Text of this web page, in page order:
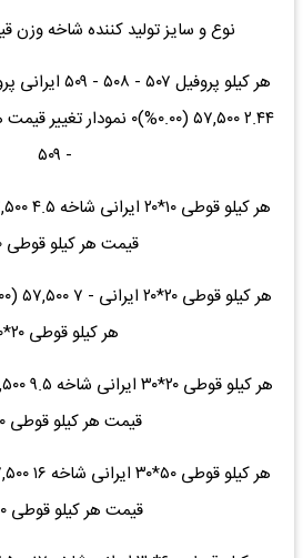
نوع و سایز تولید کننده شاخه وزن
هر کیلو پروفیل
- ۵۰۹
قیمت هر کیلو قوطی ۱۰*۲۰
هر کیلو قوطی ۲۰*۲۰
قیمت هر کیلو قوطی ۲۰*۳۰
قیمت هر کیلو قوطی ۵۰*۳۰